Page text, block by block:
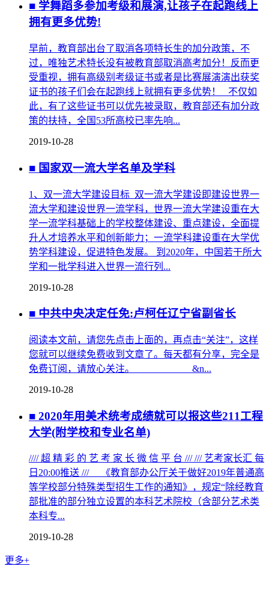
■ 学舞蹈多参加考级和展演,让孩子在起跑线上
拥有更多优势!
早前，教育部出台了取消各项特长生的加分政策，不
过，唯独艺术特长没有被教育部取消高考加分！反而更
受重视，拥有高级别考级证书或者是比赛展演演出获奖
证书的孩子们会在起跑线上就拥有更多优势！ 不仅如
此，有了这些证书可以优先被录取，教育部还有加分政
策的扶持，全国53所高校已率先响...
2019-10-28
■ 国家双一流大学名单及学科
1、双一流大学建设目标 双一流大学建设即建设世界一
流大学和建设世界一流学科，世界一流大学建设重在大
学一流学科基础上的学校整体建设、重点建设，全面提
升人才培养水平和创新能力；一流学科建设重在大学优
势学科建设，促进特色发展。 到2020年，中国若干所大
学和一批学科进入世界一流行列...
2019-10-28
■ 中共中央决定任免:卢柯任辽宁省副省长
阅读本文前，请您先点击上面的，再点击“关注”，这样
您就可以继续免费收到文章了。每天都有分享，完全是
免费订阅，请放心关注。 &n...
2019-10-28
■ 2020年用美术统考成绩就可以报这些211工程
大学(附学校和专业名单)
//// 超 精 彩 的 艺 考 家 长 微 信 平 台 /// /// 艺考家长汇 每
日20:00推送 /// 《教育部办公厅关于做好2019年普通高
等学校部分特殊类型招生工作的通知》，规定“除经教育
部批准的部分独立设置的本科艺术院校（含部分艺术类
本科专...
2019-10-28
更多+